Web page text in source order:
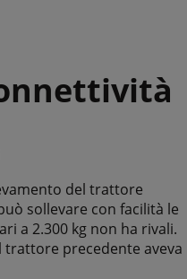
del trattore
sollevare con facilità le
a 2.300 kg non ha rivali.
trattore precedente aveva